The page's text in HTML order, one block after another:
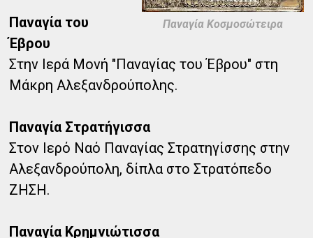
Παναγία Κοσμοσώτειρα
Παναγία του
Έβρου
Στην Ιερά Μονή "Παναγίας του Έβρου" στη
Μάκρη Αλεξανδρούπολης.
Παναγία Στρατήγισσα
Στον Ιερό Ναό Παναγίας Στρατηγίσσης στην
Αλεξανδρούπολη, δίπλα στο Στρατόπεδο
ΖΗΣΗ.
Παναγία Κρημνιώτισσα